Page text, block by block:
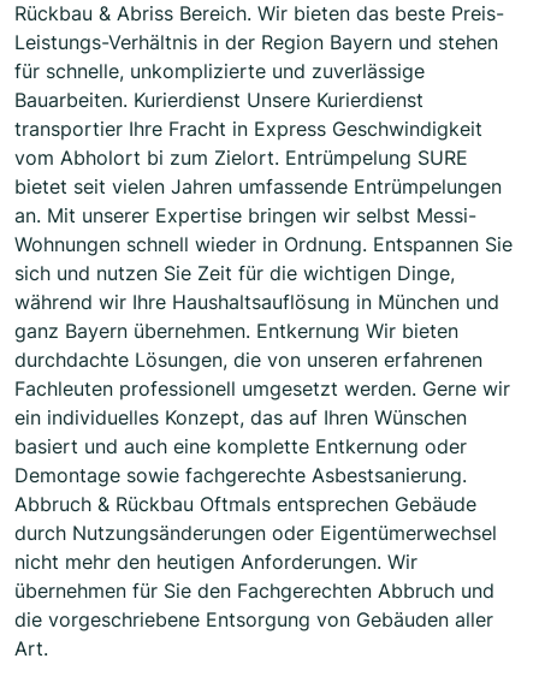
Rückbau & Abriss Bereich. Wir bieten das beste Preis-
Leistungs-Verhältnis in der Region Bayern und stehen
für schnelle, unkomplizierte und zuverlässige
Bauarbeiten. Kurierdienst Unsere Kurierdienst
transportier Ihre Fracht in Express Geschwindigkeit
vom Abholort bi zum Zielort. Entrümpelung SURE
bietet seit vielen Jahren umfassende Entrümpelungen
an. Mit unserer Expertise bringen wir selbst Messi-
Wohnungen schnell wieder in Ordnung. Entspannen Sie
sich und nutzen Sie Zeit für die wichtigen Dinge,
während wir Ihre Haushaltsauflösung in München und
ganz Bayern übernehmen. Entkernung Wir bieten
durchdachte Lösungen, die von unseren erfahrenen
Fachleuten professionell umgesetzt werden. Gerne wir
ein individuelles Konzept, das auf Ihren Wünschen
basiert und auch eine komplette Entkernung oder
Demontage sowie fachgerechte Asbestsanierung.
Abbruch & Rückbau Oftmals entsprechen Gebäude
durch Nutzungsänderungen oder Eigentümerwechsel
nicht mehr den heutigen Anforderungen. Wir
übernehmen für Sie den Fachgerechten Abbruch und
die vorgeschriebene Entsorgung von Gebäuden aller
Art.